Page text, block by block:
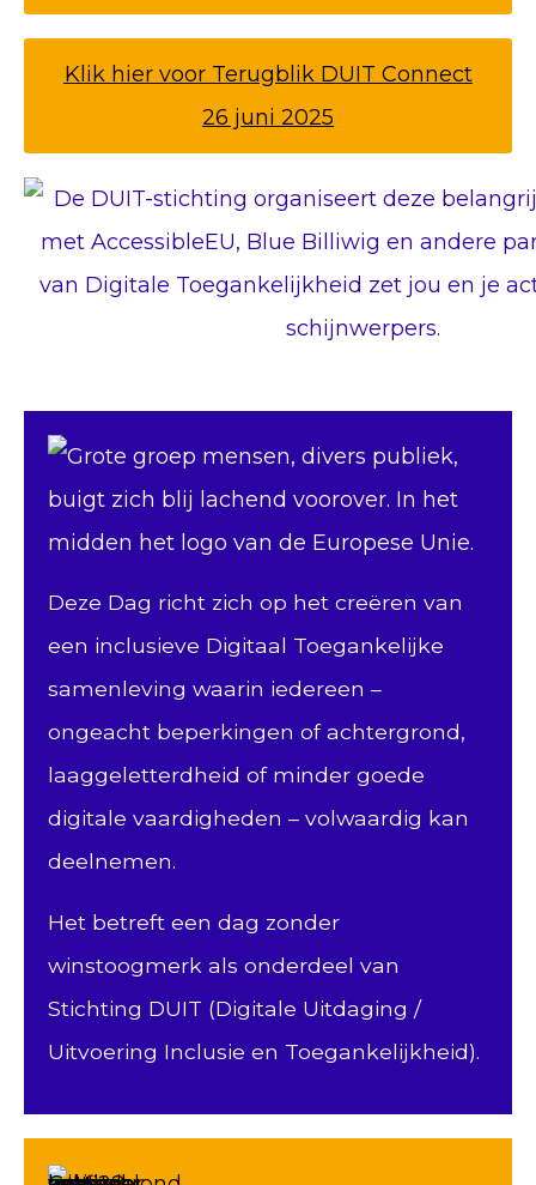
Klik hier voor Terugblik DUIT Connect
26 juni 2025
Deze Dag richt zich op het creëren van
een inclusieve Digitaal Toegankelijke
samenleving waarin iedereen –
ongeacht beperkingen of achtergrond,
laaggeletterdheid of minder goede
digitale vaardigheden – volwaardig kan
deelnemen.
Het betreft een dag zonder
winstoogmerk als onderdeel van
Stichting DUIT (Digitale Uitdaging /
Uitvoering Inclusie en Toegankelijkheid).